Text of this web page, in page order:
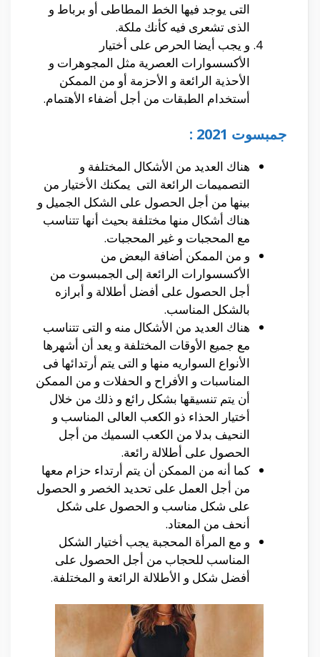
التى يوجد فيها الخط المطاطى أو برباط و
الذى تشعرى فيه كأنك ملكة.
و يجب أيضا الحرص على أختيار
الأكسسوارات العصرية مثل المجوهرات و
الأحذية الرائعة و الأحزمة أو من الممكن
أستخدام الطبقات من أجل أضفاء الأهتمام.
جمبسوت 2021 :
هناك العديد من الأشكال المختلفة و
التصميمات الرائعة التى يمكنك الأختيار من
بينها من أجل الحصول على الشكل الجميل و
هناك أشكال منها مختلفة بحيث أنها تتناسب
مع المحجبات و غير المحجبات.
و من الممكن أضافة البعض من
الأكسسوارات الرائعة إلى الجمبسوت من
أجل الحصول على أفضل أطلالة و أبرازه
بالشكل المناسب.
هناك العديد من الأشكال منه و التى تتناسب
مع جميع الأوقات المختلفة و يعد أن أشهرها
الأنواع السواريه منها و التى يتم أرتدائها فى
المناسبات و الأفراح و الحفلات و من الممكن
أن يتم تنسيقها بشكل رائع و ذلك من خلال
أختيار الحذاء ذو الكعب العالى المناسب و
النحيف بدلا من الكعب السميك من أجل
الحصول على أطلالة رائعة.
كما أنه من الممكن أن يتم أرتداء حزام معها
من أجل العمل على تحديد الخصر و الحصول
على شكل مناسب و الحصول على شكل
أنحف من المعتاد.
و مع المرأة المحجبة يجب أختيار الشكل
المناسب للحجاب من أجل الحصول على
أفضل شكل و الأطلالة الرائعة و المختلفة.